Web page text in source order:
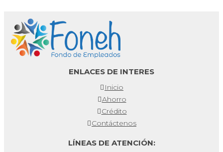
ENLACES DE INTERES
Inicio
Ahorro
Crédito
Contáctenos
LÍNEAS DE ATENCIÓN: